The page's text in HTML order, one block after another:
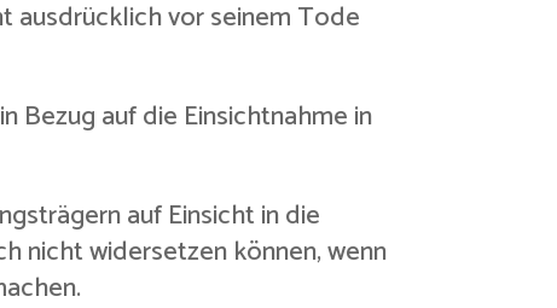
ausdrücklich vor seinem Tode
Bezug auf die Einsichtnahme in
auf Einsicht in die
nicht widersetzen können, wenn